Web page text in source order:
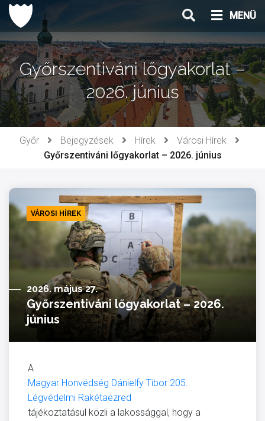
Ugrás
tartalomhoz
MENÜ
Győrszentiváni lőgyakorlat –
2026. június
Győr Bejegyzések Hírek
Városi Hírek
Győrszentiváni lőgyakorlat – 2026. június
VÁROSI HÍREK
2026. május 27.
Győrszentiváni lőgyakorlat – 2026.
június
A
Magyar Honvédség Dánielfy Tibor 205.
Légvédelmi Rakétaezred
tájékoztatásul közli a lakossággal, hogy a